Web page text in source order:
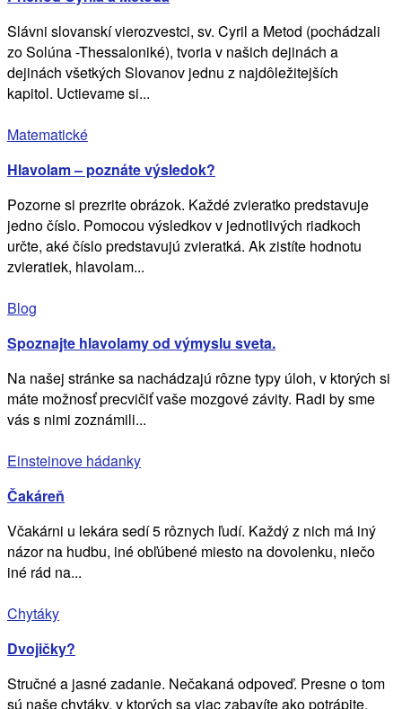
Slávni slovanskí vierozvestci, sv. Cyril a Metod (pochádzali
zo Solúna -Thessaloniké), tvoria v našich dejinách a
dejinách všetkých Slovanov jednu z najdôležitejších
kapitol. Uctievame si...
Matematické
Hlavolam – poznáte výsledok?
Pozorne si prezrite obrázok. Každé zvieratko predstavuje
jedno číslo. Pomocou výsledkov v jednotlivých riadkoch
určte, aké číslo predstavujú zvieratká. Ak zistíte hodnotu
zvieratiek, hlavolam...
Blog
Spoznajte hlavolamy od výmyslu sveta.
Na našej stránke sa nachádzajú rôzne typy úloh, v ktorých si
máte možnosť precvičiť vaše mozgové závity. Radi by sme
vás s nimi zoznámili...
Einsteinove hádanky
Čakáreň
Včakárni u lekára sedí 5 rôznych ľudí. Každý z nich má iný
názor na hudbu, iné obľúbené miesto na dovolenku, niečo
iné rád na...
Chytáky
Dvojičky?
Stručné a jasné zadanie. Nečakaná odpoveď. Presne o tom
sú naše chytáky, v ktorých sa viac zabavíte ako potrápite.